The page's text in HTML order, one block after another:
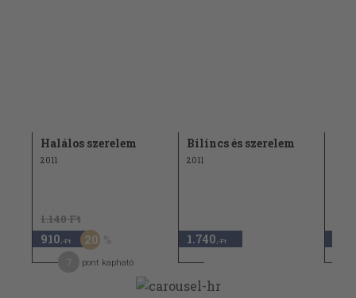
Halálos szerelem
2011
1.140 Ft
910 ,-Ft 20
pont kapható
Bilincs és szerelem
2011
1.740 ,-Ft